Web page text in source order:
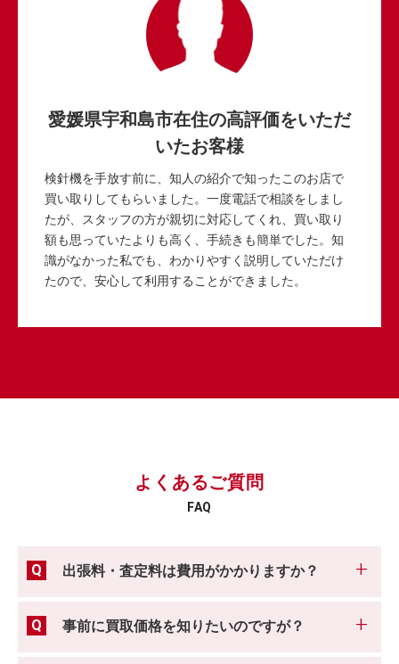
愛媛県宇和島市在住の高評価をいただ
いたお客様
検針機を手放す前に、知人の紹介で知ったこのお店で
買い取りしてもらいました。一度電話で相談をしまし
たが、スタッフの方が親切に対応してくれ、買い取り
額も思っていたよりも高く、手続きも簡単でした。知
識がなかった私でも、わかりやすく説明していただけ
たので、安心して利用することができました。
よくあるご質問
FAQ
出張料・査定料は費用がかかりますか？
事前に買取価格を知りたいのですが？